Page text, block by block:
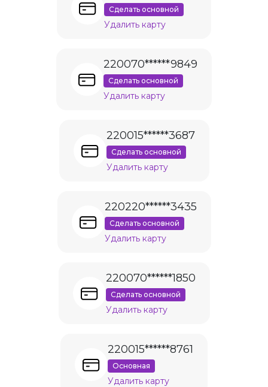
Сделать основной
Удалить карту
220070******9849
Сделать основной
Удалить карту
220015******3687
Сделать основной
Удалить карту
220220******3435
Сделать основной
Удалить карту
220070******1850
Сделать основной
Удалить карту
220015******8761
Основная
Удалить карту